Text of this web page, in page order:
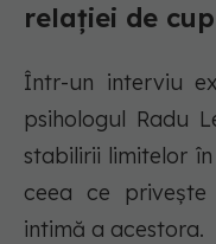
relației de
Într-un interviu
psihologul Radu
stabilirii limitelor
ceea ce
intimă a acestora.